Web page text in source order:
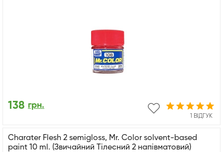
1 ВІДГУК
138 грн.
Charater Flesh 2 semigloss, Mr. Color solvent-based
paint 10 ml. (Звичайний Тілесний 2 напівматовий)